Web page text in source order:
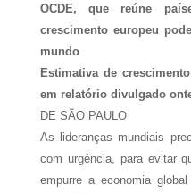
OCDE, que reúne
crescimento europeu
mundo
Estimativa de
em relatório divulgado
DE SÃO PAULO
As lideranças mundiais
com urgência, para evitar
empurre a economia